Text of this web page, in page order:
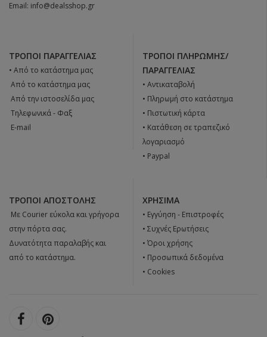
Email: info@dealsshop.gr
ΤΡΌΠΟΙ ΠΑΡΑΓΓΕΛΊΑΣ
• Από το κατάστημα μας
 Από το κατάστημα μας
 Από την ιστοσελίδα μας
 Tηλεφωνικά - Φαξ
 E-mail
ΤΡΌΠΟΙ ΠΛΗΡΩΜΉΣ/
ΠΑΡΑΓΓΕΛΊΑΣ
• Αντικαταβολή
• Πληρωμή στο κατάστημα
• Πιστωτική κάρτα
• Κατάθεση σε τραπεζικό
λογαριασμό
• Paypal
ΤΡΌΠΟΙ ΑΠΟΣΤΟΛΉΣ
 Με Courier εύκολα και γρήγορα
στην πόρτα σας.
Δυνατότητα παραλαβής και
από το κατάστημα.
ΧΡΉΣΙΜΑ
• Εγγύηση - Επιστροφές
• Συχνές Ερωτήσεις
• Όροι χρήσης
• Προσωπικά δεδομένα
• Cookies